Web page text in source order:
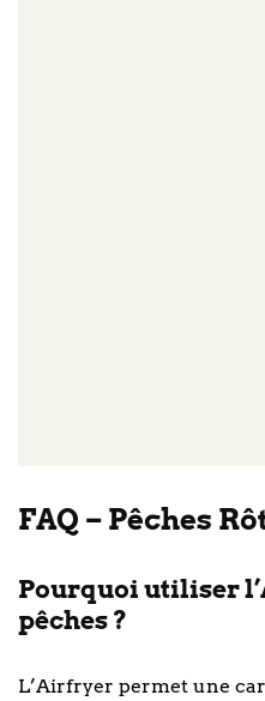
FAQ – Pêches
Pourquoi utiliser
pêches ?
L’Airfryer permet une